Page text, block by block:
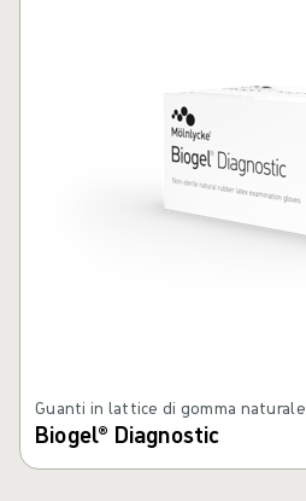
Guanti in lattice di gomma naturale
Biogel® Diagnostic